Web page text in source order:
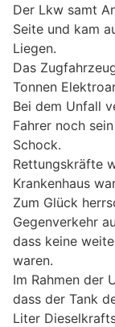
Der Lkw samt
Seite und kam
Liegen.
Das
Tonnen
Bei dem Unfall
Fahrer noch
Schock.
Rettungskräfte
Krankenhaus
Zum Glück
Gegenverkehr
dass keine
waren.
Im Rahmen der
dass der Tank
Liter